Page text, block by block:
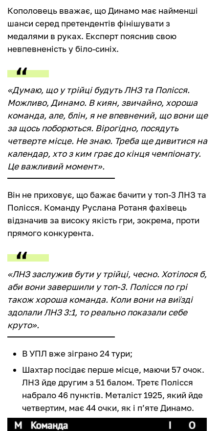
Кополовець вважає, що Динамо має найменші
шанси серед претендентів фінішувати з
медалями в руках. Експерт пояснив свою
невпевненість у біло-синіх.
«Думаю, що у трійці будуть ЛНЗ та Полісся.
Можливо, Динамо. В киян, звичайно, хороша
команда, але, блін, я не впевнений, що вони ще
за щось поборються. Вірогідно, посядуть
четверте місце. Не знаю. Треба ще дивитися на
календар, хто з ким грає до кінця чемпіонату.
Це важливий момент».
Він не приховує, що бажає бачити у топ-3 ЛНЗ та
Полісся. Команду Руслана Ротаня фахівець
відзначив за високу якість гри, зокрема, проти
прямого конкурента.
«ЛНЗ заслужив бути у трійці, чесно. Хотілося б,
аби вони завершили у топ-3. Полісся по грі
також хороша команда. Коли вони на виїзді
здолали ЛНЗ 3:1, то реально показали себе
круто».
В УПЛ вже зіграно 24 тури;
Шахтар посідає перше місце, маючи 57 очок.
ЛНЗ йде другим з 51 балом. Третє Полісся
набрало 46 пунктів. Металіст 1925, який йде
четвертим, має 44 очки, як і п’яте Динамо.